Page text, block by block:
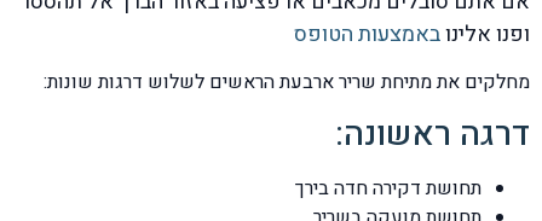
ופנו אלינובאמצעות הטופס
מחלקים את מתיחת שריר ארבעת הראשים לשלוש דרגות שונות:
דרגה ראשונה:
תחושת דקירה חדה בירך